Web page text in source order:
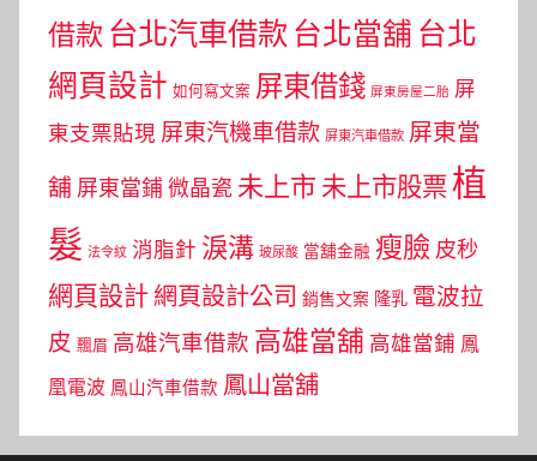
借款 台北汽車借款 台北當舖 台北
網頁設計 如何寫文案 屏東借錢 屏東房屋二胎 屏
東支票貼現 屏東汽機車借款 屏東汽車借款 屏東當
舖 屏東當鋪 微晶瓷 未上市 未上市股票植
髮 法令紋 消脂針 淚溝 玻尿酸 當舖金融 瘦臉 皮秒
網頁設計 網頁設計公司 銷售文案 隆乳 電波拉
皮 飄眉 高雄汽車借款 高雄當舖 高雄當鋪 鳳
凰電波 鳳山汽車借款 鳳山當舖